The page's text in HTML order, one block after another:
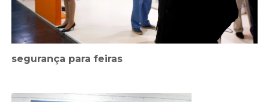
segurança para feiras